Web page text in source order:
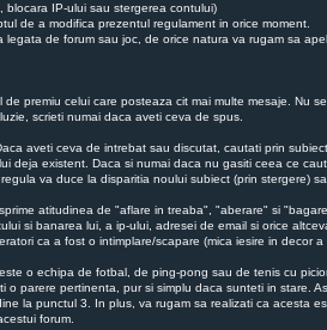
blocara IP-ului sau stergerea contului)
de a modifica prezentul regulament in orice moment.
legata de forum sau joc, de orice natura va rugam sa
de premiu celui care posteaza cit mai multe mesaje. Nu
scrieti numai daca aveti ceva de spus.
aveti ceva de intrebat sau discutat, cautati prin
deja existent. Daca si numai daca nu gasiti ceea ce
va duce la disparitia noului subiect (prin stergere)
atitudinea de "aflare in treaba", "aberare" si
si banarea lui, a ip-ului, adresei de email si orice
ca a fost o intimplare/scapare (mica iesire in
o echipa de fotbal, de ping-pong sau de tenis cu
o parere pertinenta, pur si simplu daca sunteti in stare.
la punctul 3. In plus, va rugam sa realizati ca acesta
forum.